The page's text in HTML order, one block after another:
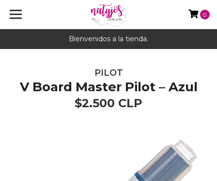
Bienvenidos a la tienda.
0
PILOT
V Board Master Pilot – Azul
$2.500 CLP